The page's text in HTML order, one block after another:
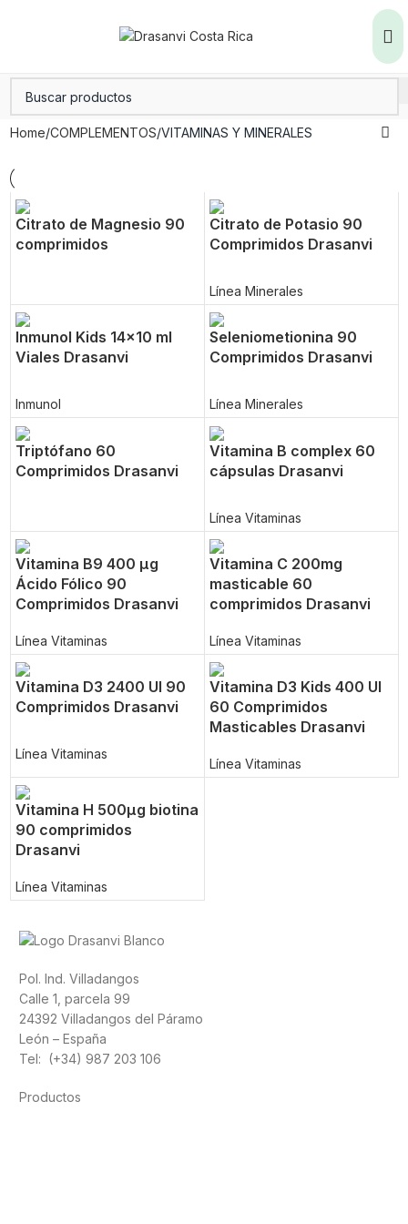
Home COMPLEMENTOS VITAMINAS Y MINERALES
Citrato de Magnesio 90
comprimidos
Citrato de Potasio 90
Comprimidos Drasanvi
Línea Minerales
Inmunol Kids 14×10 ml
Viales Drasanvi
Inmunol
Seleniometionina 90
Comprimidos Drasanvi
Línea Minerales
Triptófano 60
Comprimidos Drasanvi
Vitamina B complex 60
cápsulas Drasanvi
Línea Vitaminas
Vitamina B9 400 µg
Ácido Fólico 90
Comprimidos Drasanvi
Línea Vitaminas
Vitamina C 200mg
masticable 60
comprimidos Drasanvi
Línea Vitaminas
Vitamina D3 2400 UI 90
Comprimidos Drasanvi
Línea Vitaminas
Vitamina D3 Kids 400 UI
60 Comprimidos
Masticables Drasanvi
Línea Vitaminas
Vitamina H 500µg biotina
90 comprimidos
Drasanvi
Línea Vitaminas
Pol. Ind. Villadangos
Calle 1, parcela 99
24392 Villadangos del Páramo
León – España
Tel: (+34) 987 203 106
Productos